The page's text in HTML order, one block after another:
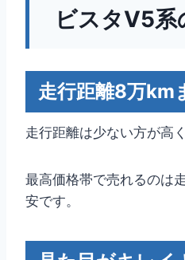
ビスタV5系
走行距離8万km
走行距離は少ない方が高
最高価格帯で売れるのは
安です。